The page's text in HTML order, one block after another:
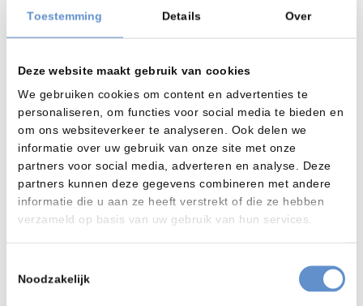
Toestemming Details Over
Deze website maakt gebruik van cookies
We gebruiken cookies om content en advertenties te
personaliseren, om functies voor social media te bieden en
om ons websiteverkeer te analyseren. Ook delen we
informatie over uw gebruik van onze site met onze
partners voor social media, adverteren en analyse. Deze
partners kunnen deze gegevens combineren met andere
informatie die u aan ze heeft verstrekt of die ze hebben
verzameld op basis van uw gebruik van hun services.
Noodzakelijk
Natstralen Straalmachines
Vapormatt Sabre
Product bekijken